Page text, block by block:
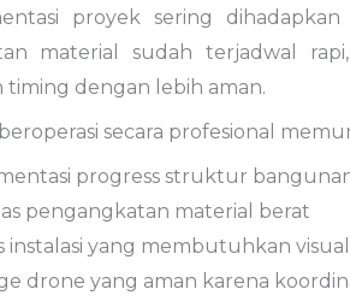
proyek sering
material sudah terjadwal
timing dengan lebih aman.
secara profesional
progress struktur
pengangkatan material berat
instalasi yang membutuhkan
drone yang aman karena